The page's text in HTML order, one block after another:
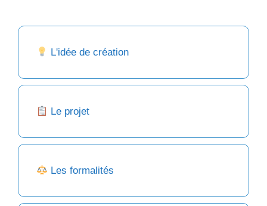
L'idée de création
Le projet
Les formalités